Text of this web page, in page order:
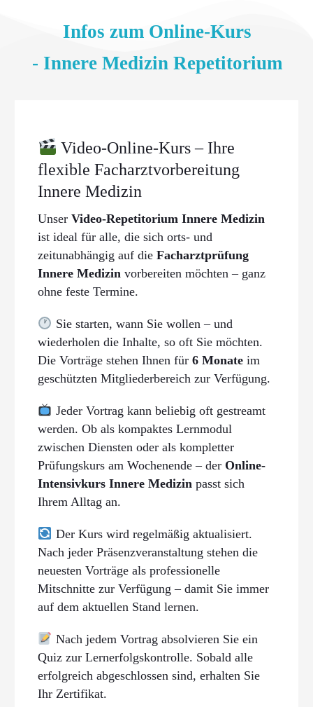
Infos zum Online-Kurs
- Innere Medizin Repetitorium
Video-Online-Kurs – Ihre
flexible Facharztvorbereitung
Innere Medizin
Unser Video-Repetitorium Innere Medizin
ist ideal für alle, die sich orts- und
zeitunabhängig auf die Facharztprüfung
Innere Medizin vorbereiten möchten – ganz
ohne feste Termine.
Sie starten, wann Sie wollen – und
wiederholen die Inhalte, so oft Sie möchten.
Die Vorträge stehen Ihnen für 6 Monate im
geschützten Mitgliederbereich zur Verfügung.
Jeder Vortrag kann beliebig oft gestreamt
werden. Ob als kompaktes Lernmodul
zwischen Diensten oder als kompletter
Prüfungskurs am Wochenende – der Online-
Intensivkurs Innere Medizin passt sich
Ihrem Alltag an.
Der Kurs wird regelmäßig aktualisiert.
Nach jeder Präsenzveranstaltung stehen die
neuesten Vorträge als professionelle
Mitschnitte zur Verfügung – damit Sie immer
auf dem aktuellen Stand lernen.
Nach jedem Vortrag absolvieren Sie ein
Quiz zur Lernerfolgskontrolle. Sobald alle
erfolgreich abgeschlossen sind, erhalten Sie
Ihr Zertifikat.